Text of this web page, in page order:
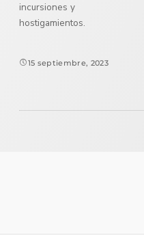
incursiones y
hostigamientos.
15 septiembre, 2023